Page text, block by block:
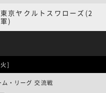
東京ヤクルトスワローズ(2
軍)
]
・リーグ 交流戦